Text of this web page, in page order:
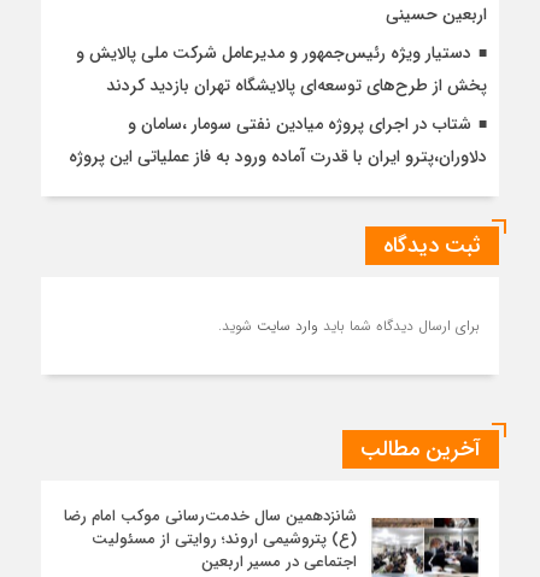
اربعین حسینی
دستیار ویژه رئیس‌جمهور و مدیرعامل شرکت ملی پالایش و
پخش از طرح‌های توسعه‌ای پالایشگاه تهران بازدید کردند
شتاب در اجرای پروژه میادین نفتی سومار ،سامان و
دلاوران،پترو ایران با قدرت آماده ورود به فاز عملیاتی این پروژه
ثبت دیدگاه
برای ارسال دیدگاه شما باید وارد سایت شوید.
آخرین مطالب
شانزدهمین سال خدمت‌رسانی موکب امام رضا
(ع) پتروشیمی اروند؛ روایتی از مسئولیت
اجتماعی در مسیر اربعین